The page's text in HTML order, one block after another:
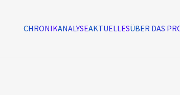
CHRONIKANALYSEAKTUELLESÜBER DAS